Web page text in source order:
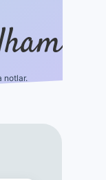
notlar.
betci giriş